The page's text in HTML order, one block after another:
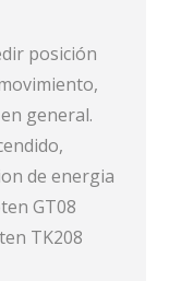
posición
general.
de energia
GT08
TK208